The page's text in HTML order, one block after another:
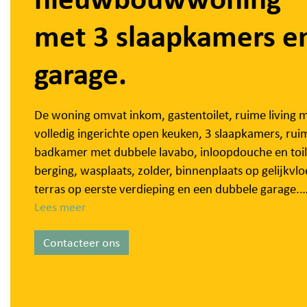
met 3 slaapkamers
garage.
De woning omvat inkom, gastentoilet, ruime living
volledig ingerichte open keuken, 3 slaapkamers,
badkamer met dubbele lavabo, inloopdouche en
berging, wasplaats, zolder, binnenplaats op
terras op eerste verdieping en een dubbele garage.
Volledig geschilderd en afgewerkt met kwaliteitsvolle
materialen!
Lees meer
Contacteer ons